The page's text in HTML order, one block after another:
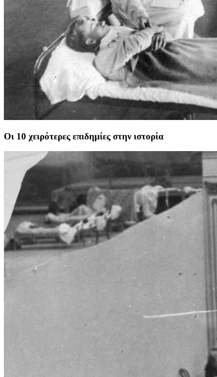
Οι 10 χειρότερες επιδημίες στην ιστορία